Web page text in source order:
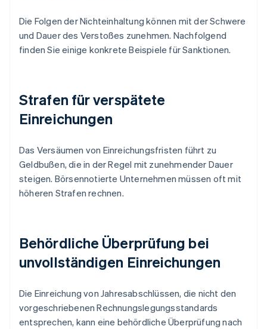
Die Folgen der Nichteinhaltung können mit der Schwere
und Dauer des Verstoßes zunehmen. Nachfolgend
finden Sie einige konkrete Beispiele für Sanktionen.
Strafen für verspätete
Einreichungen
Das Versäumen von Einreichungsfristen führt zu
Geldbußen, die in der Regel mit zunehmender Dauer
steigen. Börsennotierte Unternehmen müssen oft mit
höheren Strafen rechnen.
Behördliche Überprüfung bei
unvollständigen Einreichungen
Die Einreichung von Jahresabschlüssen, die nicht den
vorgeschriebenen Rechnungslegungsstandards
entsprechen, kann eine behördliche Überprüfung nach